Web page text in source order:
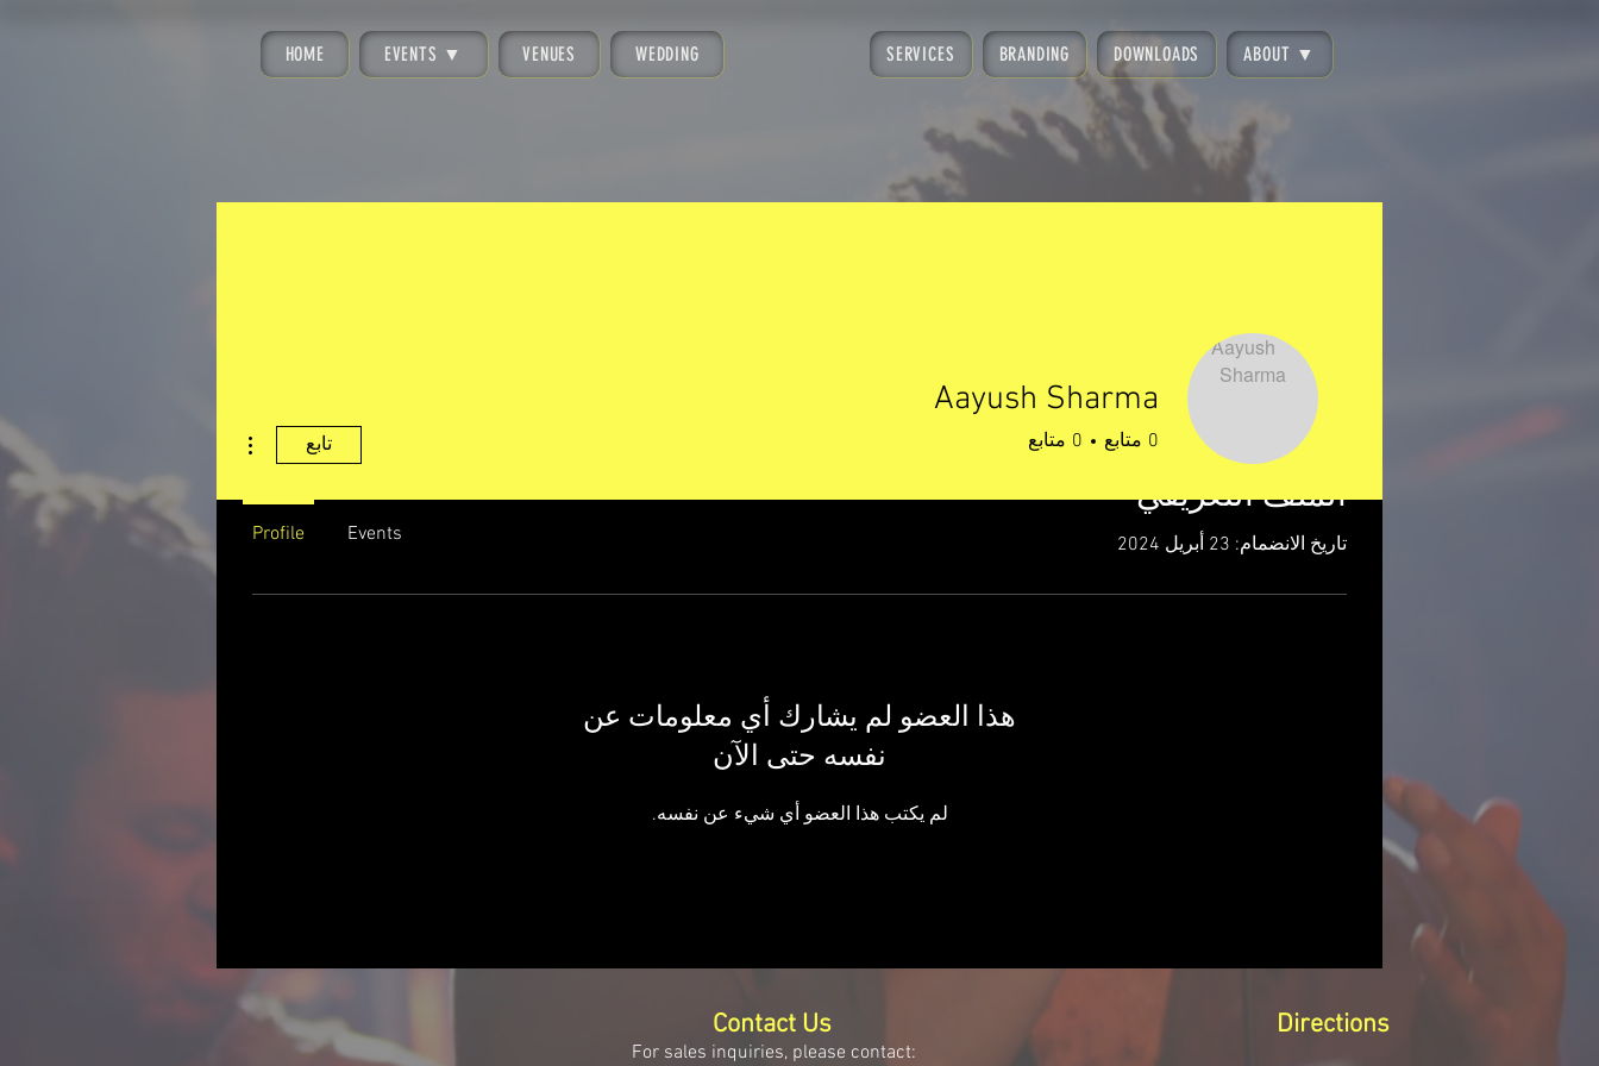
HOME EVENTS ▼ VENUES WEDDING SERVICES BRANDING DOWNLOADS ABOUT ▼
الملف التعريفي
تاريخ الانضمام: 23 أبريل 2024
هذا العضو لم يشارك أي معلومات عن
نفسه حتى الآن
لم يكتب هذا العضو أي شيء عن نفسه.
Aayush Sharma
0 متابع 0 متابع تابع
Profile Events
Contact Us
For sales inquiries, please contact:
Directions